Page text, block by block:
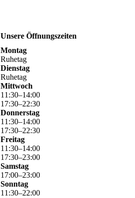
Unsere Öffnungszeiten
Montag
Ruhetag
Dienstag
Ruhetag
Mittwoch
11 :30–14:00
17:30–22:30
Donnerstag
11 :30–14:00
17:30–22:30
Freitag
11 :30–14:00
17:30–23:00
Samstag
17:00–23:00
Sonntag
11 :30–22:00